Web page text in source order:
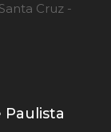
Cruz -
Paulista